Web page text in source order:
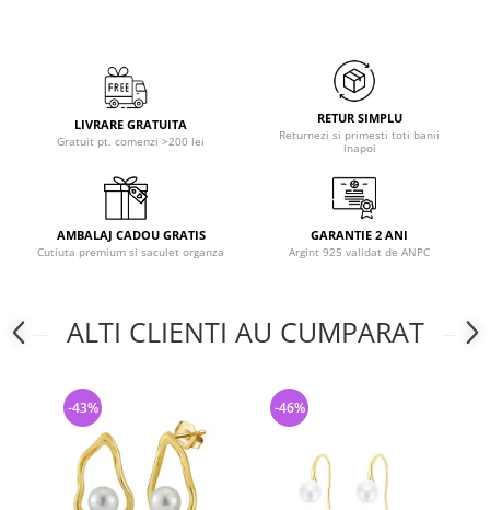
LIVRARE GRATUITA
Gratuit pt. comenzi >200 lei
RETUR SIMPLU
Returnezi si primesti toti banii
inapoi
AMBALAJ CADOU GRATIS
Cutiuta premium si saculet organza
GARANTIE 2 ANI
Argint 925 validat de ANPC
ALTI CLIENTI AU CUMPARAT
-43% -46%